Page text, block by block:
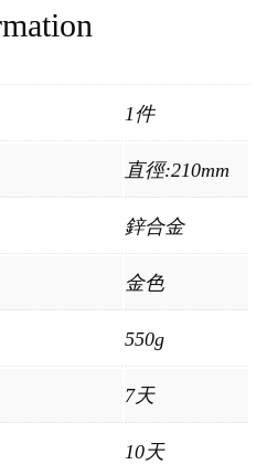
1件
直徑:210mm
鋅合金
金色
550g
7天
10天